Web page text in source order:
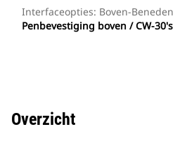
Interfaceopties: Boven-Beneden
Penbevestiging boven / CW-30's
Overzicht